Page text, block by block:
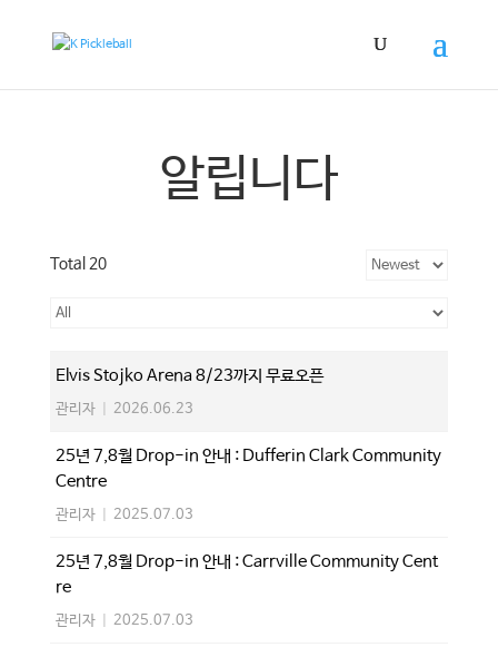
알립니다
Total 20
Elvis Stojko Arena 8/23까지 무료오픈
관리자 2026.06.23
25년 7,8월 Drop-in 안내 : Dufferin Clark Community
Centre
관리자 2025.07.03
25년 7,8월 Drop-in 안내 : Carrville Community Cent
re
관리자 2025.07.03